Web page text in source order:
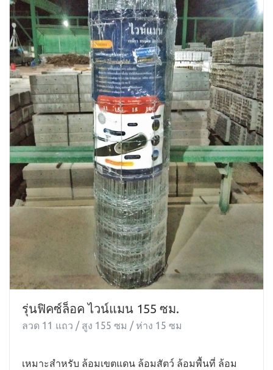
รุ่นฟิคซ์ล็อค ไวน์แมน 155 ซม.
ลวด 11 แถว / สูง 155 ซม / ห่าง 15 ซม
เหมาะสำหรับ ล้อมเขตแดน ล้อมสัตว์ ล้อมพื้นที่ ล้อม